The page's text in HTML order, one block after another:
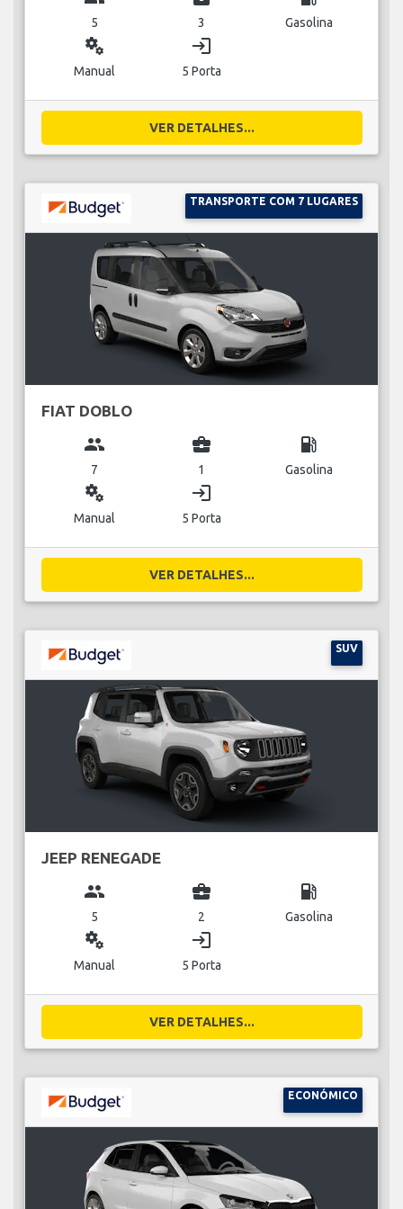
5 3 Gasolina
miscellaneous_services
Manual
login
5 Porta
VER DETALHES...
TRANSPORTE COM 7 LUGARES
FIAT DOBLO
group
7
business_center
1
local_gas_station
Gasolina
miscellaneous_services
Manual
login
5 Porta
VER DETALHES...
SUV
JEEP RENEGADE
group
5
business_center
2
local_gas_station
Gasolina
miscellaneous_services
Manual
login
5 Porta
VER DETALHES...
ECONÓMICO